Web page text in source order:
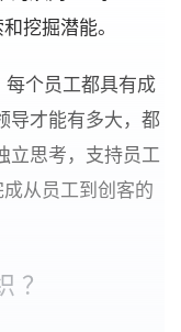
挖掘潜能。
每个员工都具有成
导才能有多大，都
立思考，支持员工
从员工到创客的
？